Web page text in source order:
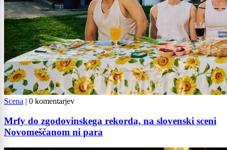
Scena 0 komentarjev
Mrfy do zgodovinskega rekorda, na slovenski sceni
Novomeščanom ni para